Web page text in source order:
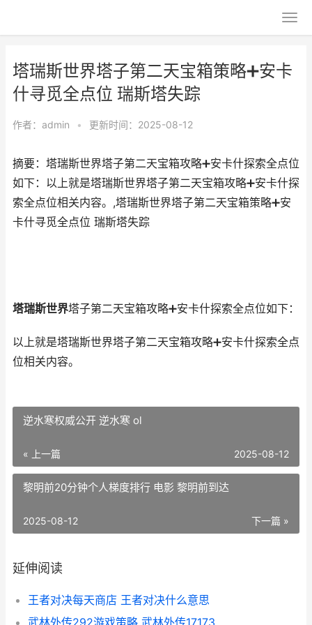
塔瑞斯世界塔子第二天宝箱策略➕安卡
什寻觅全点位 瑞斯塔失踪
作者： admin • 更新时间：2025-08-12
摘要：塔瑞斯世界塔子第二天宝箱攻略➕安卡什探索全点位
如下：以上就是塔瑞斯世界塔子第二天宝箱攻略➕安卡什探
索全点位相关内容。,塔瑞斯世界塔子第二天宝箱策略➕安
卡什寻觅全点位 瑞斯塔失踪
塔瑞斯世界塔子第二天宝箱攻略➕安卡什探索全点位如下：
以上就是塔瑞斯世界塔子第二天宝箱攻略➕安卡什探索全点
位相关内容。
逆水寒权威公开 逆水寒 ol
« 上一篇 2025-08-12
黎明前20分钟个人梯度排行 电影 黎明前到达
下一篇 »
2025-08-12
延伸阅读
王者对决每天商店 王者对决什么意思
武林外传292游戏策略 武林外传17173